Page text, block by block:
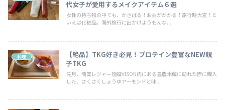
代女子が愛用するメイクアイテム６選
女性の持ち物の中でも、かさばる！お金がかかる！旅行時大変！と
いえば化粧品。海外旅行に出かけようもんな...
料理
【絶品】TKG好き必見！プロテイン豊富なNEW親
子TKG
先月、商業レジャー施設VISON内にある豊農米蔵に訪れた際に購入
した、さくさくしょうゆアーモンドと味...